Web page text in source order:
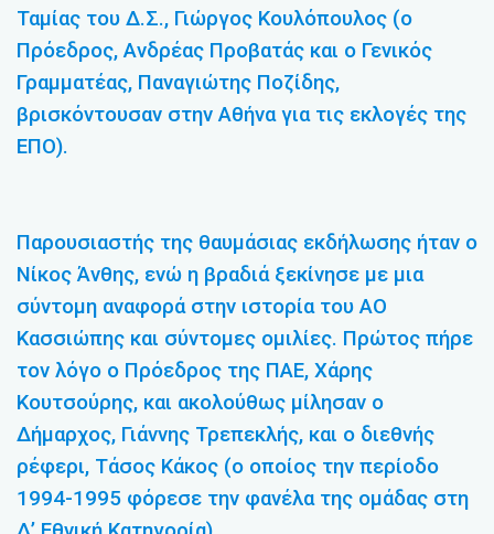
Ταμίας του Δ.Σ., Γιώργος Κουλόπουλος (ο
Πρόεδρος, Ανδρέας Προβατάς και ο Γενικός
Γραμματέας, Παναγιώτης Ποζίδης,
βρισκόντουσαν στην Αθήνα για τις εκλογές της
ΕΠΟ).
Παρουσιαστής της θαυμάσιας εκδήλωσης ήταν ο
Νίκος Άνθης, ενώ η βραδιά ξεκίνησε με μια
σύντομη αναφορά στην ιστορία του ΑΟ
Κασσιώπης και σύντομες ομιλίες. Πρώτος πήρε
τον λόγο ο Πρόεδρος της ΠΑΕ, Χάρης
Κουτσούρης, και ακολούθως μίλησαν ο
Δήμαρχος, Γιάννης Τρεπεκλής, και ο διεθνής
ρέφερι, Τάσος Κάκος (ο οποίος την περίοδο
1994-1995 φόρεσε την φανέλα της ομάδας στη